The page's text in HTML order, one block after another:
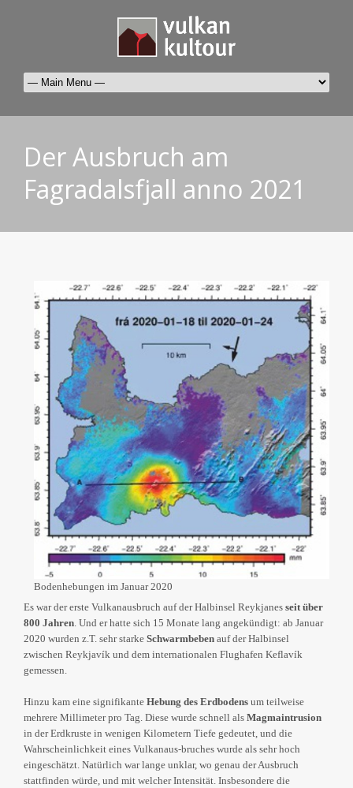
Der Ausbruch am
Fagradalsfjall anno 2021
Bodenhebungen im Januar 2020
Es war der erste Vulkanausbruch auf der Halbinsel Reykjanes seit über
800 Jahren. Und er hatte sich 15 Monate lang angekündigt: ab Januar
2020 wurden z.T. sehr starke Schwarmbeben auf der Halbinsel
zwischen Reykjavík und dem internationalen Flughafen Keflavík
gemessen.
Hinzu kam eine signifikante Hebung des Erdbodens um teilweise
mehrere Millimeter pro Tag. Diese wurde schnell als Magmaintrusion
in der Erdkruste in wenigen Kilometern Tiefe gedeutet, und die
Wahrscheinlichkeit eines Vulkanaus-bruches wurde als sehr hoch
eingeschätzt. Natürlich war lange unklar, wo genau der Ausbruch
stattfinden würde, und mit welcher Intensität. Insbesondere die